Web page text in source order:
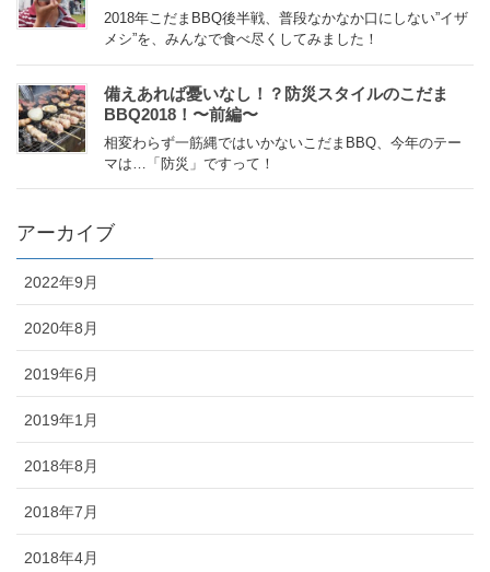
2018年こだまBBQ後半戦、普段なかなか口にしない”イザ
メシ”を、みんなで食べ尽くしてみました！
備えあれば憂いなし！？防災スタイルのこだま
BBQ2018！〜前編〜
相変わらず一筋縄ではいかないこだまBBQ、今年のテー
マは…「防災」ですって！
アーカイブ
2022年9月
2020年8月
2019年6月
2019年1月
2018年8月
2018年7月
2018年4月